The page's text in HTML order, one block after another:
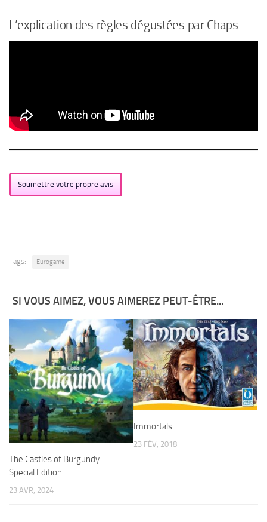
L’explication des règles dégustées par Chaps
Soumettre votre propre avis
Tags: Eurogame
SI VOUS AIMEZ, VOUS AIMEREZ PEUT-ÊTRE...
The Castles of Burgundy:
Special Edition
23 AVR, 2024
Immortals
23 FÉV, 2018